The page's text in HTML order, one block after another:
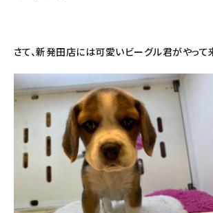
さて、新発田店には可愛いビーグル君がやって